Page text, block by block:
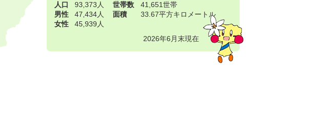
人口
93,373人
男性
47,434人
女性
45,939人
世帯数
41,651世帯
面積
33.67平方キロメートル
2026年6月末現在